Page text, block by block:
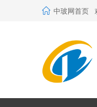
中玻网首页